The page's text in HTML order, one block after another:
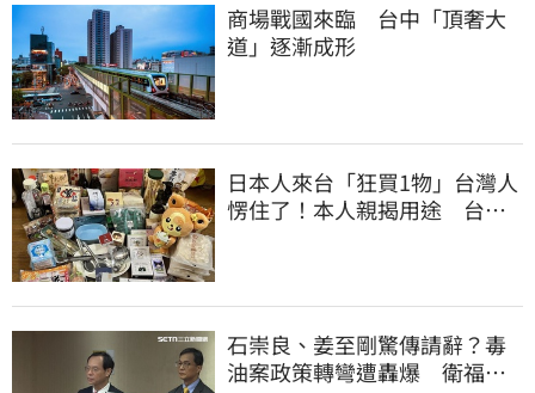
商場戰國來臨 台中「頂奢大
道」逐漸成形
日本人來台「狂買1物」台灣人
愣住了！本人親揭用途 台網
石崇良、姜至剛驚傳請辭？毒
油案政策轉彎遭轟爆 衛福部